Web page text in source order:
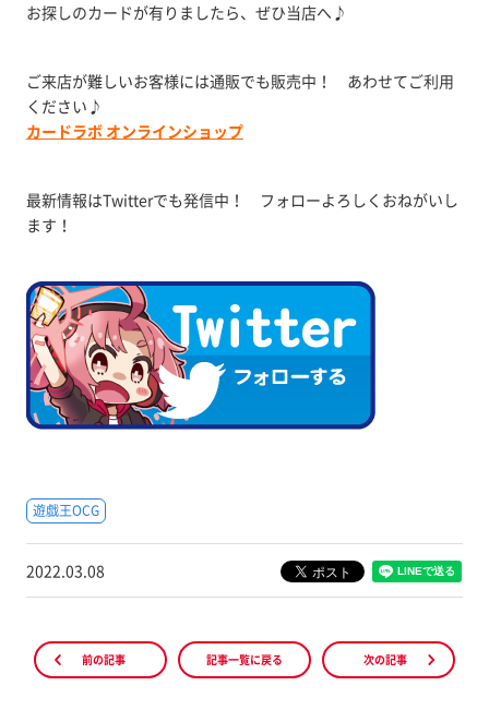
お探しのカードが有りましたら、ぜひ当店へ♪
ご来店が難しいお客様には通販でも販売中！ あわせてご利用
ください♪
カードラボ オンラインショップ
最新情報はTwitterでも発信中！ フォローよろしくおねがいし
ます！
遊戯王OCG
2022.03.08
前の記事 記事一覧に戻る 次の記事